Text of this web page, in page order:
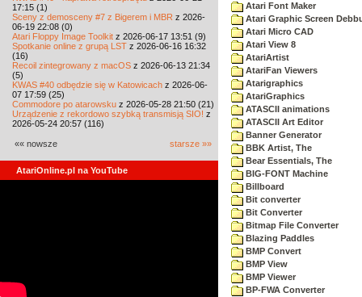
17:15 (1)
Sceny z demosceny #7 z Bigerem i MBR z 2026-
06-19 22:08 (0)
Atari Floppy Image Toolkit z 2026-06-17 13:51 (9)
Spotkanie online z grupą LST z 2026-06-16 16:32
(16)
Recoil zintegrowany z macOS z 2026-06-13 21:34
(5)
KWAS #40 odbędzie się w Katowicach z 2026-06-
07 17:59 (25)
Commodore po atarowsku z 2026-05-28 21:50 (21)
Urządzenie z rekordowo szybką transmisją SIO! z
2026-05-24 20:57 (116)
«« nowsze starsze »»
AtariOnline.pl na YouTube
Atari Font Maker
Atari Graphic Screen
Atari Micro CAD
Atari View 8
AtariArtist
AtariFan Viewers
Atarigraphics
AtariGraphics
ATASCII animations
ATASCII Art Editor
Banner Generator
BBK Artist, The
Bear Essentials, The
BIG-FONT Machine
Billboard
Bit converter
Bit Converter
Bitmap File Converter
Blazing Paddles
BMP Convert
BMP View
BMP Viewer
BP-FWA Converter